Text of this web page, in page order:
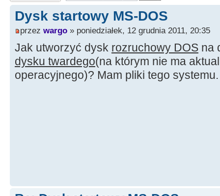
Dysk startowy MS-DOS
przez wargo » poniedziałek, 12 grudnia 2011, 20:35
Jak utworzyć dysk rozruchowy DOS na
dysku twardego(na którym nie ma
operacyjnego)? Mam pliki tego systemu.